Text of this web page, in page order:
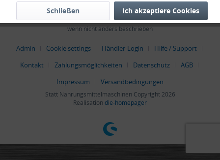
* Alle Preise verstehen sich zzgl. Mehrwertsteuer und
wenn nicht anders beschrieben
Admin Cookie settings Händler-Login
Hilfe / Support
Kontakt
Zahlungsmöglichkeiten Datenschutz
AGB
Impressum
Versandbedingungen
Statt Nahrungsmittelmaschinen Copyright 2026
Realisation die-homepager
Ich akzeptiere Cookies
Schließen